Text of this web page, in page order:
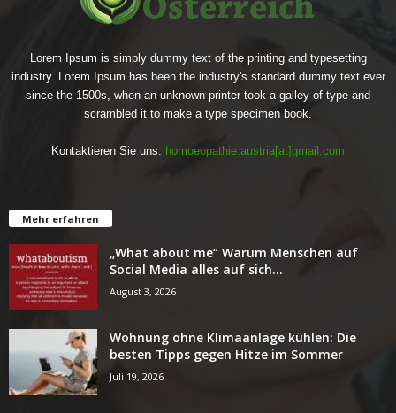
Lorem Ipsum is simply dummy text of the printing and typesetting
industry. Lorem Ipsum has been the industry's standard dummy text ever
since the 1500s, when an unknown printer took a galley of type and
scrambled it to make a type specimen book.
Kontaktieren Sie uns: homoeopathie.austria[at]gmail.com
Mehr erfahren
„What about me“ Warum Menschen auf
Social Media alles auf sich...
August 3, 2026
Wohnung ohne Klimaanlage kühlen: Die
besten Tipps gegen Hitze im Sommer
Juli 19, 2026